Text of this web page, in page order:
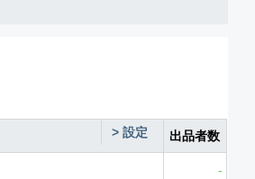
> 設定 出品者数
-